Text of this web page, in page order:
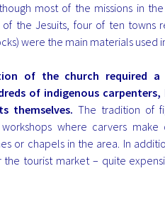
most of the missions in
the Jesuits, four of ten towns
were the main materials
of the church required
of indigenous
themselves. The tradition of
where carvers
or chapels in the area. In
the tourist market – quite